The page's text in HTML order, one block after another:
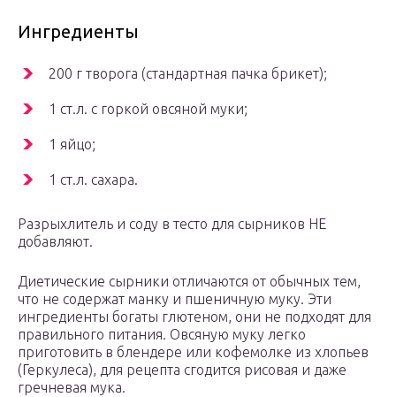
Ингредиенты
200 г творога (стандартная пачка брикет);
1 ст.л. с горкой овсяной муки;
1 яйцо;
1 ст.л. сахара.
Разрыхлитель и соду в тесто для сырников НЕ
добавляют.
Диетические сырники отличаются от обычных тем,
что не содержат манку и пшеничную муку. Эти
ингредиенты богаты глютеном, они не подходят для
правильного питания. Овсяную муку легко
приготовить в блендере или кофемолке из хлопьев
(Геркулеса), для рецепта сгодится рисовая и даже
гречневая мука.